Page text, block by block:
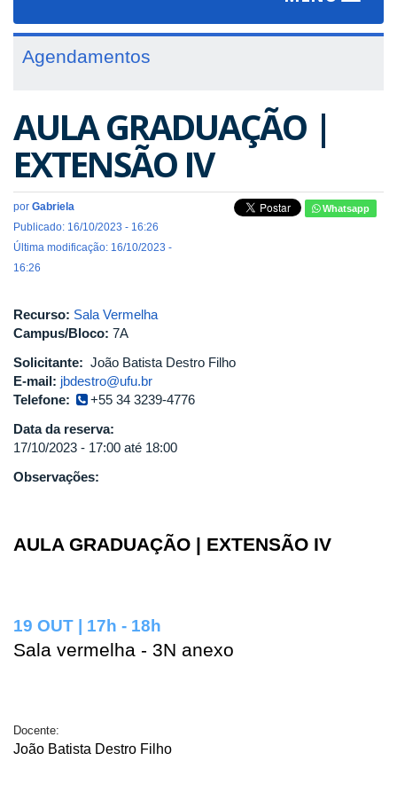
Agendamentos
AULA GRADUAÇÃO |
EXTENSÃO IV
por Gabriela
Publicado: 16/10/2023 - 16:26
Última modificação: 16/10/2023 -
16:26
Whatsapp
Recurso: Sala Vermelha
Campus/Bloco: 7A
Solicitante: João Batista Destro Filho
E-mail: jbdestro@ufu.br
Telefone:
+55 34 3239-4776
Data da reserva:
17/10/2023 - 17:00 até 18:00
Observações:
AULA GRADUAÇÃO | EXTENSÃO IV
19 OUT | 17h - 18h
Sala vermelha - 3N anexo
Docente:
João Batista Destro Filho